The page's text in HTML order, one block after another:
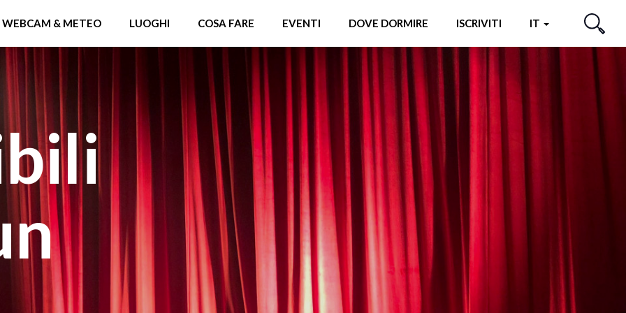
WEBCAM & METEO LUOGHI COSA FARE EVENTI DOVE DORMIRE ISCRIVITI IT
CERCA